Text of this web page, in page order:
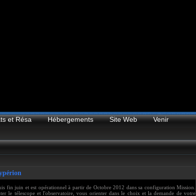
et Résa Hébergements Site Web Venir
fin juin et est opérationnel à partir de Octobre 2012 dans sa configuration Mission.
le télescope et l'observatoire, vous orienter dans le choix et la demande de votre